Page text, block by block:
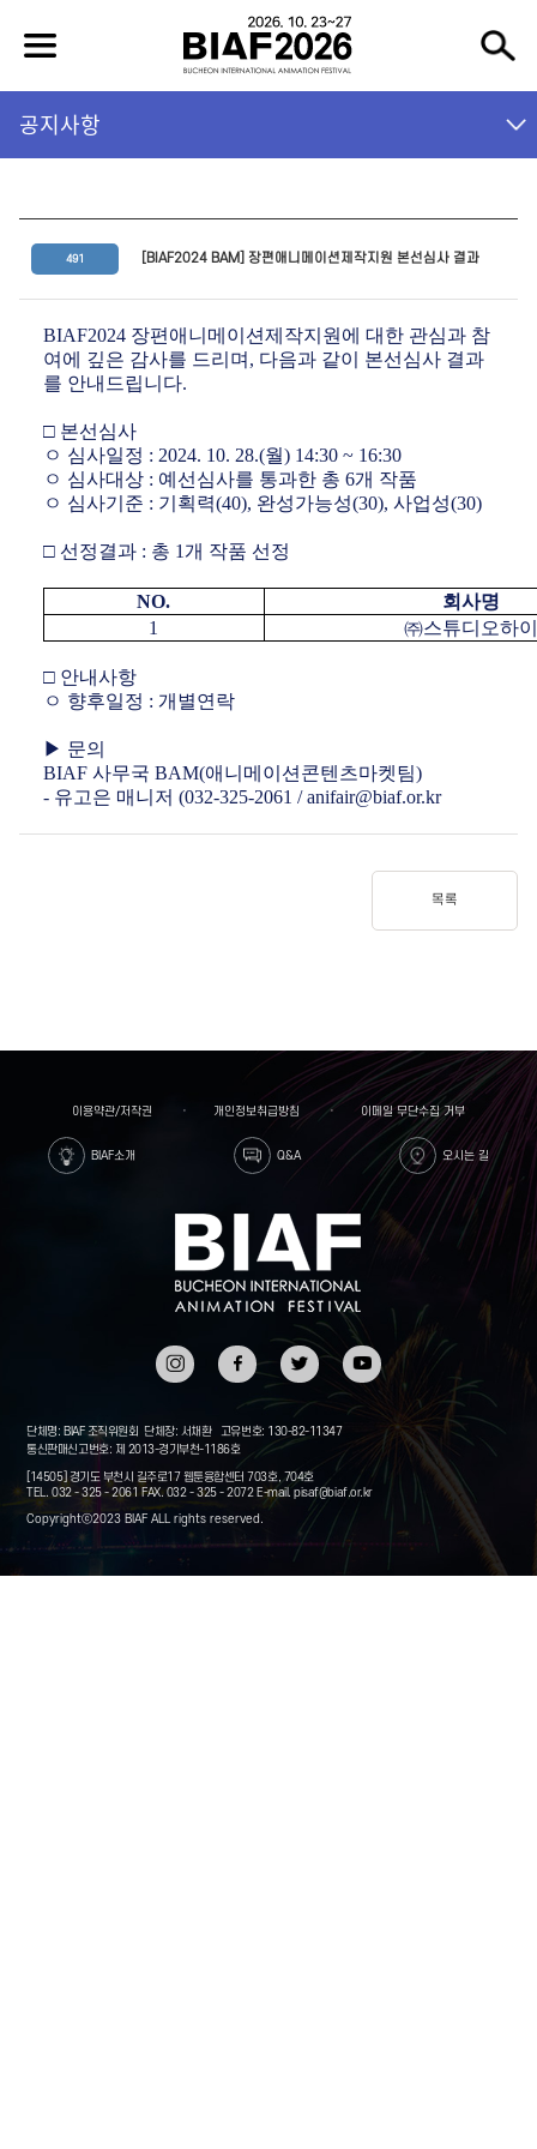
공지사항
491 [BIAF2024 BAM] 장편애니메이션제작지원 본선심사 결과
BIAF2024 장편애니메이션제작지원에 대한 관심과 참
여에 깊은 감사를 드리며 , 다음과 같이 본선심사 결과
를 안내드립니다.
□ 본선심사
ㅇ 심사일정 : 2024. 10. 28.(월) 14:30 ~ 16:30
ㅇ 심사대상 : 예선심사를 통과한 총 6개 작품
ㅇ 심사기준 : 기획력(40), 완성가능성(30), 사업성(30)
□ 선정결과 : 총 1 개 작품 선정
NO.
회사명
1
㈜스튜디오하이
□ 안내사항
ㅇ 향후일정 : 개별연락
▶ 문의
BIAF 사무국 BAM(애니메이션콘텐츠마켓팀)
- 유고은 매니저 (032-325-2061 / anifair@biaf.or.kr
목록
이용약관/저작권 개인정보취급방침 이메일 무단수집 거부
BIAF소개 Q&A 오시는 길
인스타
그램
페이스
북
트위터 유튜브
단체명: BIAF 조직위원회 단체장: 서채환
고유번호: 130-82-11347
통신판매신고번호: 제 2013-경기부천-1186호
[14505] 경기도 부천시 길주로17 웹툰융합센터 703호, 704호
TEL. 032 - 325 - 2061 FAX. 032 - 325 - 2072 E-mail.pisaf@biaf.or.kr
Copyrightⓒ2023 BIAF ALL rights reserved.